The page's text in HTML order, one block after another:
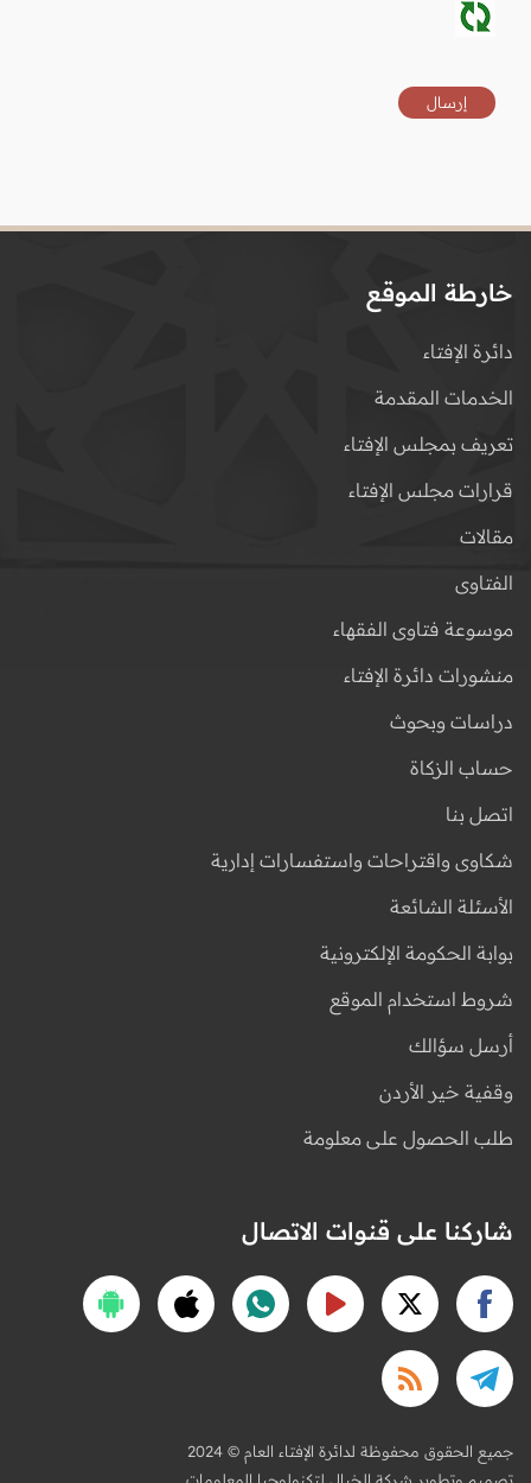
خارطة الموقع
دائرة الإفتاء
الخدمات المقدمة
تعريف بمجلس الإفتاء
قرارات مجلس الإفتاء
مقالات
الفتاوى
موسوعة فتاوى الفقهاء
منشورات دائرة الإفتاء
دراسات وبحوث
حساب الزكاة
اتصل بنا
شكاوى واقتراحات واستفسارات إدارية
الأسئلة الشائعة
بوابة الحكومة الإلكترونية
شروط استخدام الموقع
أرسل سؤالك
وقفية خير الأردن
طلب الحصول على معلومة
شاركنا على قنوات الاتصال
2024 © جميع الحقوق محفوظة لدائرة الإفتاء العام
تصميم وتطوير شركة الخيال لتكنولوجيا المعلومات